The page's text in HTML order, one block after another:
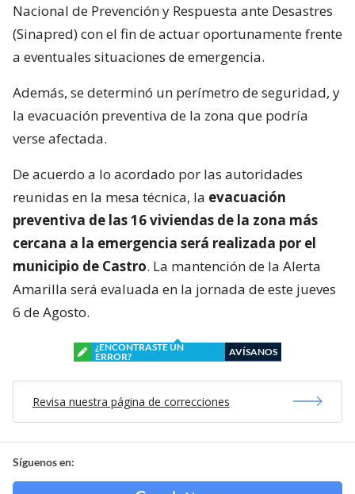
Nacional de Prevención y Respuesta ante Desastres
(Sinapred) con el fin de actuar oportunamente frente
a eventuales situaciones de emergencia.
Además, se determinó un perímetro de seguridad, y
la evacuación preventiva de la zona que podría
verse afectada.
De acuerdo a lo acordado por las autoridades
reunidas en la mesa técnica, la evacuación
preventiva de las 16 viviendas de la zona más
cercana a la emergencia será realizada por el
municipio de Castro. La mantención de la Alerta
Amarilla será evaluada en la jornada de este jueves
6 de Agosto.
¿ENCONTRASTE UN
ERROR?
AVÍSANOS
Revisa nuestra página de correcciones
Síguenos en: